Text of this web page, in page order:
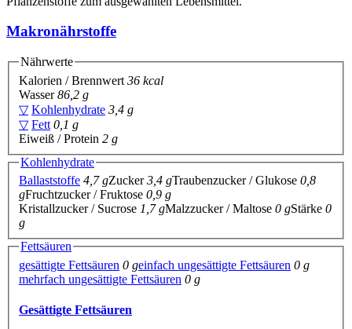
Makronährstoffe
Nährwerte
Kalorien / Brennwert 36 kcal
Wasser86,2 g
▽ Kohlenhydrate 3,4 g
▽ Fett 0,1 g
Eiweiß / Protein 2 g
Kohlenhydrate
Ballaststoffe 4,7 gZucker3,4 gTraubenzucker / Glukose 0,8
gFruchtzucker / Fruktose 0,9 g
Kristallzucker / Sucrose 1,7 gMalzzucker / Maltose 0 gStärke 0
g
Fettsäuren
gesättigte Fettsäuren 0 geinfach ungesättigte Fettsäuren 0 g
mehrfach ungesättigte Fettsäuren 0 g
Gesättigte Fettsäuren